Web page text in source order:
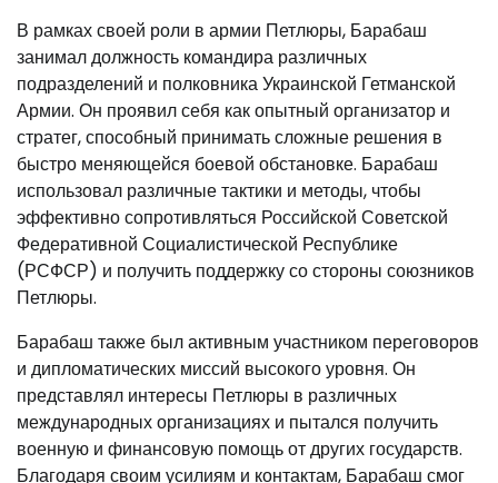
В рамках своей роли в армии Петлюры, Барабаш
занимал должность командира различных
подразделений и полковника Украинской Гетманской
Армии. Он проявил себя как опытный организатор и
стратег, способный принимать сложные решения в
быстро меняющейся боевой обстановке. Барабаш
использовал различные тактики и методы, чтобы
эффективно сопротивляться Российской Советской
Федеративной Социалистической Республике
(РСФСР) и получить поддержку со стороны союзников
Петлюры.
Барабаш также был активным участником переговоров
и дипломатических миссий высокого уровня. Он
представлял интересы Петлюры в различных
международных организациях и пытался получить
военную и финансовую помощь от других государств.
Благодаря своим усилиям и контактам, Барабаш смог